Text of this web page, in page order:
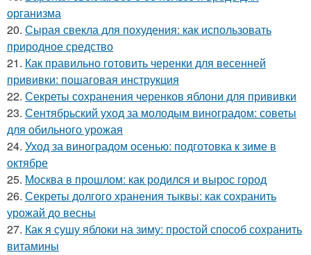
организма
20. Сырая свекла для похудения: как использовать
природное средство
21. Как правильно готовить черенки для весенней
прививки: пошаговая инструкция
22. Секреты сохранения черенков яблони для прививки
23. Сентябрьский уход за молодым виноградом: советы
для обильного урожая
24. Уход за виноградом осенью: подготовка к зиме в
октябре
25. Москва в прошлом: как родился и вырос город
26. Секреты долгого хранения тыквы: как сохранить
урожай до весны
27. Как я сушу яблоки на зиму: простой способ сохранить
витамины